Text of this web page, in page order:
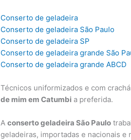
Conserto de geladeira
Conserto de geladeira São Paulo
Conserto de geladeira SP
Conserto de geladeira grande São
Conserto de geladeira grande ABCD
Técnicos uniformizados e com
de mim em Catumbi a preferida.
Aconserto geladeira São Paulo
geladeiras, importadas e nacionais